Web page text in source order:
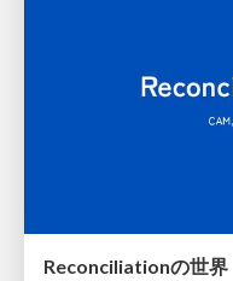
Reconciliationの世界